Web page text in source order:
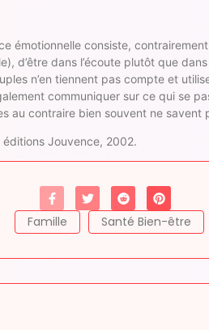
émotionnelle consiste,
d’être dans l’écoute plutôt que
n’en tiennent pas compte et
communiquer sur ce qui se
au contraire bien souvent ne
Jouvence, 2002.
Famille Santé Bien-être